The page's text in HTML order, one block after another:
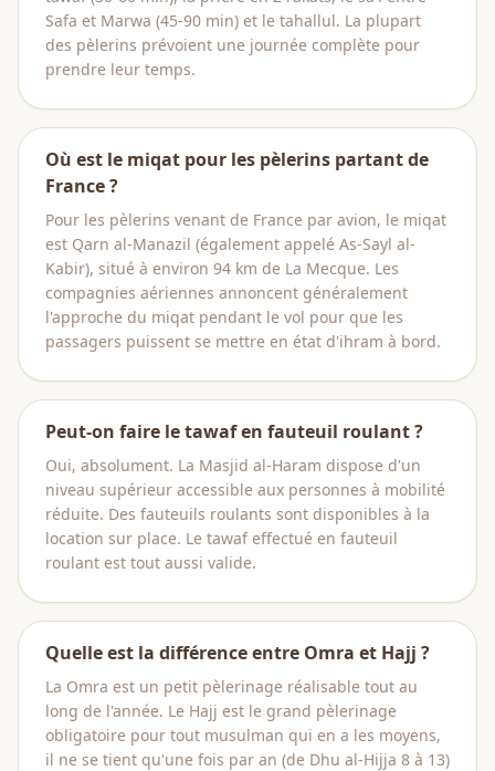
Safa et Marwa (45-90 min) et le tahallul. La plupart
des pèlerins prévoient une journée complète pour
prendre leur temps.
Où est le miqat pour les pèlerins partant de
France ?
Pour les pèlerins venant de France par avion, le miqat
est Qarn al-Manazil (également appelé As-Sayl al-
Kabir), situé à environ 94 km de La Mecque. Les
compagnies aériennes annoncent généralement
l'approche du miqat pendant le vol pour que les
passagers puissent se mettre en état d'ihram à bord.
Peut-on faire le tawaf en fauteuil roulant ?
Oui, absolument. La Masjid al-Haram dispose d'un
niveau supérieur accessible aux personnes à mobilité
réduite. Des fauteuils roulants sont disponibles à la
location sur place. Le tawaf effectué en fauteuil
roulant est tout aussi valide.
Quelle est la différence entre Omra et Hajj ?
La Omra est un petit pèlerinage réalisable tout au
long de l'année. Le Hajj est le grand pèlerinage
obligatoire pour tout musulman qui en a les moyens,
il ne se tient qu'une fois par an (de Dhu al-Hijja 8 à 13)